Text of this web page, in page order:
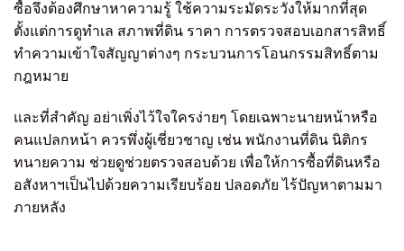
ซื้อจึงต้องศึกษาหาความรู้ ใช้ความระมัดระวังให้มากที่สุด
ตั้งแต่การดูทำเล สภาพที่ดิน ราคา การตรวจสอบเอกสารสิทธิ์
ทำความเข้าใจสัญญาต่างๆ กระบวนการโอนกรรมสิทธิ์ตาม
กฎหมาย
และที่สำคัญ อย่าเพิ่งไว้ใจใครง่ายๆ โดยเฉพาะนายหน้าหรือ
คนแปลกหน้า ควรพึ่งผู้เชี่ยวชาญ เช่น พนักงานที่ดิน นิติกร
ทนายความ ช่วยดูช่วยตรวจสอบด้วย เพื่อให้การซื้อที่ดินหรือ
อสังหาฯเป็นไปด้วยความเรียบร้อย ปลอดภัย ไร้ปัญหาตามมา
ภายหลัง